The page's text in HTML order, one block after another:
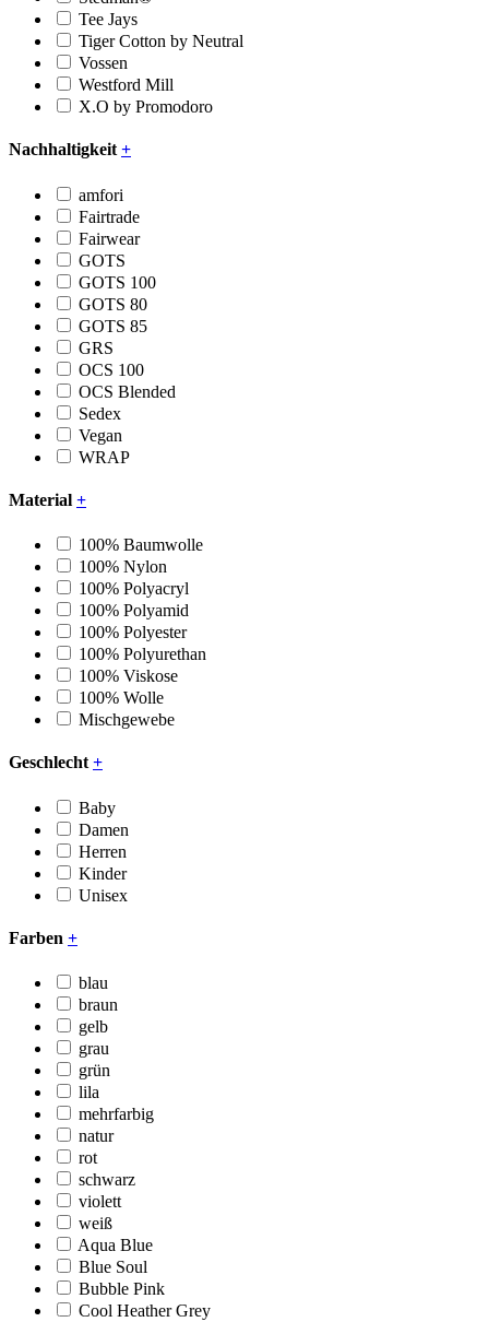
Tee Jays
Tiger Cotton by Neutral
Vossen
Westford Mill
X.O by Promodoro
Nachhaltigkeit +
amfori
Fairtrade
Fairwear
GOTS
GOTS 100
GOTS 80
GOTS 85
GRS
OCS 100
OCS Blended
Sedex
Vegan
WRAP
Material +
100% Baumwolle
100% Nylon
100% Polyacryl
100% Polyamid
100% Polyester
100% Polyurethan
100% Viskose
100% Wolle
Mischgewebe
Geschlecht +
Baby
Damen
Herren
Kinder
Unisex
Farben +
blau
braun
gelb
grau
grün
lila
mehrfarbig
natur
rot
schwarz
violett
weiß
Aqua Blue
Blue Soul
Bubble Pink
Cool Heather Grey